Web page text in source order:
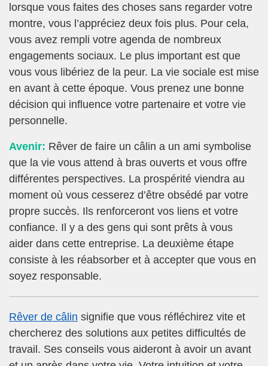
lorsque vous faites des choses sans regarder votre
montre, vous l’appréciez deux fois plus. Pour cela,
vous avez rempli votre agenda de nombreux
engagements sociaux. Le plus important est que
vous vous libériez de la peur. La vie sociale est mise
en avant à cette époque. Vous prenez une bonne
décision qui influence votre partenaire et votre vie
personnelle.
Avenir: Rêver de faire un câlin a un ami symbolise
que la vie vous attend à bras ouverts et vous offre
différentes perspectives. La prospérité viendra au
moment où vous cesserez d’être obsédé par votre
propre succès. Ils renforceront vos liens et votre
confiance. Il y a des gens qui sont prêts à vous
aider dans cette entreprise. La deuxième étape
consiste à les réabsorber et à accepter que vous en
soyez responsable.
Rêver de câlin signifie que vous réfléchirez vite et
chercherez des solutions aux petites difficultés de
travail. Ses conseils vous aideront à avoir un avant